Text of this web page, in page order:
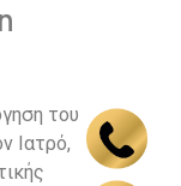
του
Ιατρό,